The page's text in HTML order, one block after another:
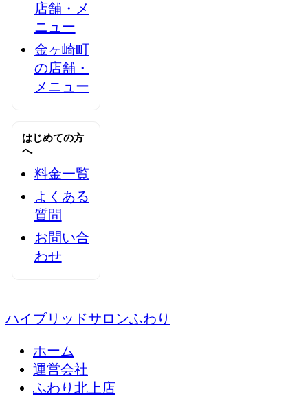
店舗・メ
ニュー
金ヶ崎町
の店舗・
メニュー
はじめての方
へ
料金一覧
よくある
質問
お問い合
わせ
ハイブリッドサロンふわり
ホーム
運営会社
ふわり北上店